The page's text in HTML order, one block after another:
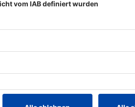
Zeit des Musik-TV
in Deutschland: Am 1.
nachhaltig. Mittendrin als
Orth spricht er in dieser Folge von
des Musik-TV in Deutschland